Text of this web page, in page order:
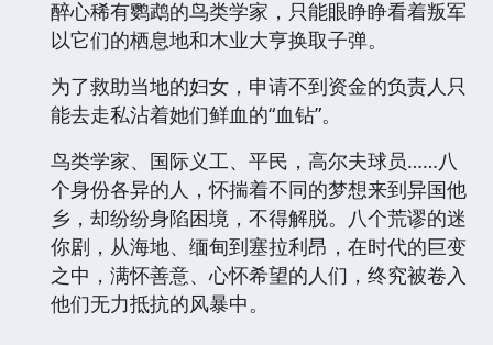
为恶
苦苦等待丈夫从战场归来的妻子，得知丈夫成了
醉心稀有鹦鹉的鸟类学家，只能眼睁睁看着叛军
以它们的栖息地和木业大亨换取子弹。
为了救助当地的妇女，申请不到资金的负责人只
能去走私沾着她们鲜血的“血钻”。